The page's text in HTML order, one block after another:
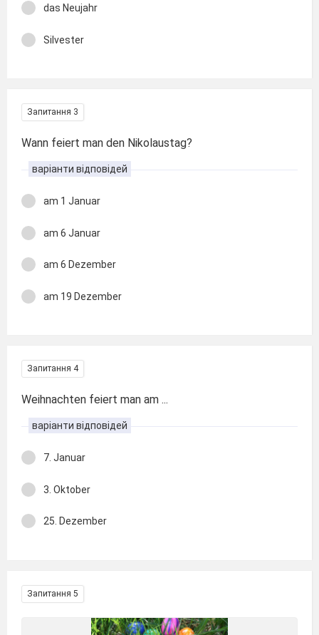
das Neujahr
Silvester
Запитання 3
Wann feiert man den Nikolaustag?
варіанти відповідей
am 1 Januar
am 6 Januar
am 6 Dezember
am 19 Dezember
Запитання 4
Weihnachten feiert man am ...
варіанти відповідей
7. Januar
3. Oktober
25. Dezember
Запитання 5